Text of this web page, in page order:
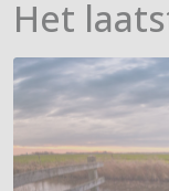
Het